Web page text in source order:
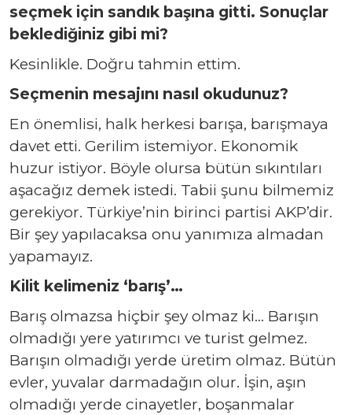
seçmek için sandık başına gitti. Sonuçlar
beklediğiniz gibi mi?
Kesinlikle. Doğru tahmin ettim.
Seçmenin mesajını nasıl okudunuz?
En önemlisi, halk herkesi barışa, barışmaya
davet etti. Gerilim istemiyor. Ekonomik
huzur istiyor. Böyle olursa bütün sıkıntıları
aşacağız demek istedi. Tabii şunu bilmemiz
gerekiyor. Türkiye’nin birinci partisi AKP’dir.
Bir şey yapılacaksa onu yanımıza almadan
yapamayız.
Kilit kelimeniz ‘barış’…
Barış olmazsa hiçbir şey olmaz ki… Barışın
olmadığı yere yatırımcı ve turist gelmez.
Barışın olmadığı yerde üretim olmaz. Bütün
evler, yuvalar darmadağın olur. İşin, aşın
olmadığı yerde cinayetler, boşanmalar